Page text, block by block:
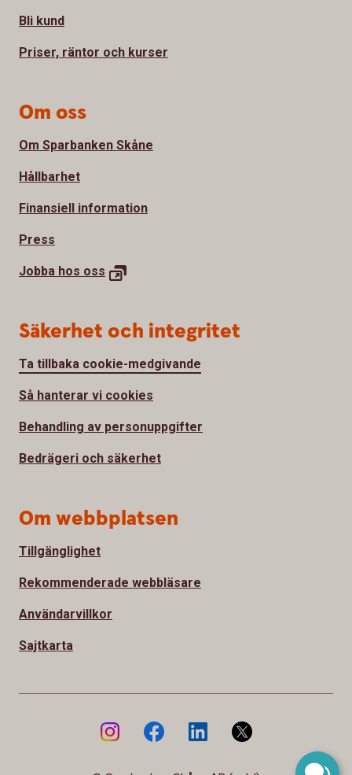
Bli kund
Priser, räntor och kurser
Om oss
Om Sparbanken Skåne
Hållbarhet
Finansiell information
Press
Jobba hos oss
Säkerhet och integritet
Ta tillbaka cookie-medgivande
Så hanterar vi cookies
Behandling av personuppgifter
Bedrägeri och säkerhet
Om webbplatsen
Tillgänglighet
Rekommenderade webbläsare
Användarvillkor
Sajtkarta